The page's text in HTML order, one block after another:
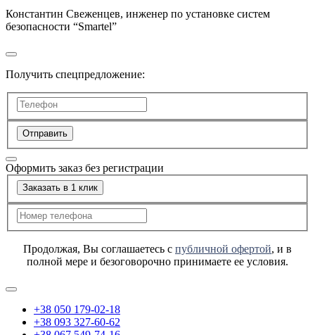
Константин Свеженцев, инженер по установке систем
безопасности “Smartel”
Получить спецпредложение:
Отправить
Оформить заказ без регистрации
Заказать в 1 клик
Продолжая, Вы соглашаетесь с публичной офертой, и в
полной мере и безоговорочно принимаете ее условия.
+38 050 179-02-18
+38 093 327-60-62